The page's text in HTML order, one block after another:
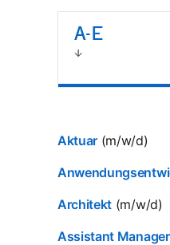
A-E
Aktuar (m/w/d)
Architekt (m/w/d)
Assistant Manager